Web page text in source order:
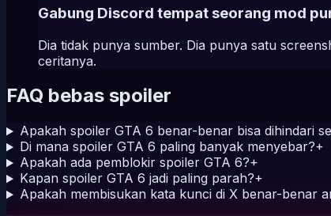
Gabung Discord tempat seorang mod
Dia tidak punya sumber. Dia punya satu
ceritanya.
FAQ bebas spoiler
Apakah spoiler GTA 6 benar-benar bisa dihindari
Di mana spoiler GTA 6 paling banyak menyebar?+
Apakah ada pemblokir spoiler GTA 6?+
Kapan spoiler GTA 6 jadi paling parah?+
Apakah membisukan kata kunci di X benar-benar